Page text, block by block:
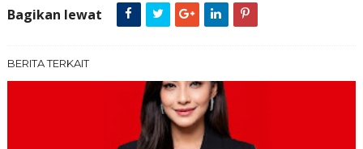
Bagikan lewat
BERITA TERKAIT